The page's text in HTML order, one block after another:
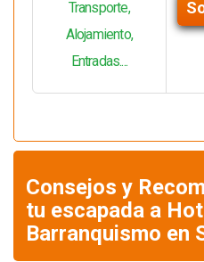
Transporte,
Alojamiento,
Entradas....
Consejos y
tu escapada a
Barranquismo en